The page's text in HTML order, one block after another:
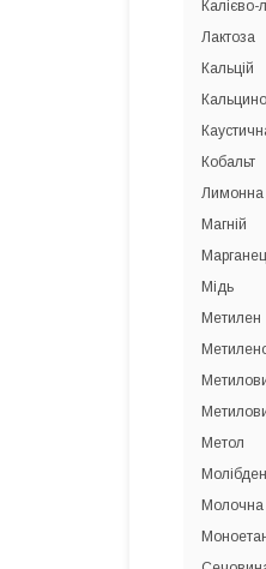
Калієво-
Лактоза
Кальцій
Кобальт
Лимонна
Магній
Мідь
Метилен
Метол
Молібден
Молочна